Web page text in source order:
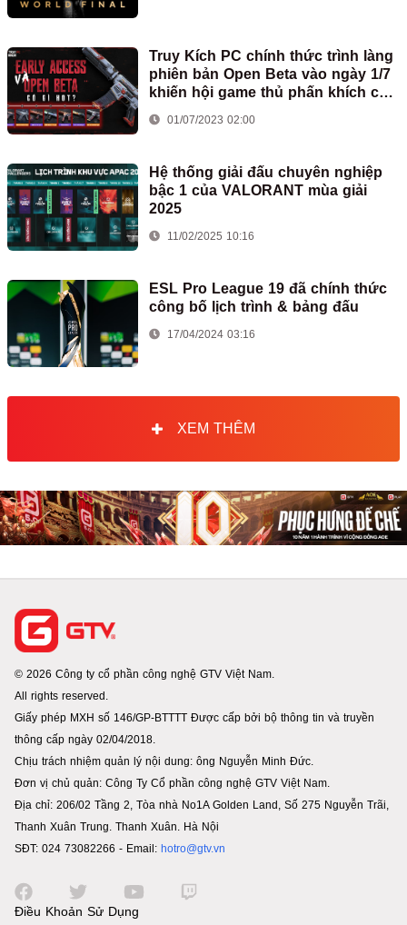
Truy Kích PC chính thức trình làng
phiên bản Open Beta vào ngày 1/7
khiến hội game thủ phấn khích cực
độ!
01/07/2023 02:00
Hệ thống giải đấu chuyên nghiệp
bậc 1 của VALORANT mùa giải
2025
11/02/2025 10:16
ESL Pro League 19 đã chính thức
công bố lịch trình & bảng đấu
17/04/2024 03:16
XEM THÊM
© 2026 Công ty cổ phần công nghệ GTV Việt Nam.
All rights reserved.
Giấy phép MXH số 146/GP-BTTTT Được cấp bởi bộ thông tin và truyền
thông cấp ngày 02/04/2018.
Chịu trách nhiệm quản lý nội dung: ông Nguyễn Minh Đức.
Đơn vị chủ quản: Công Ty Cổ phần công nghệ GTV Việt Nam.
Địa chỉ: 206/02 Tầng 2, Tòa nhà No1A Golden Land, Số 275 Nguyễn Trãi,
Thanh Xuân Trung. Thanh Xuân. Hà Nội
SĐT: 024 73082266 - Email: hotro@gtv.vn
Điều Khoản Sử Dụng